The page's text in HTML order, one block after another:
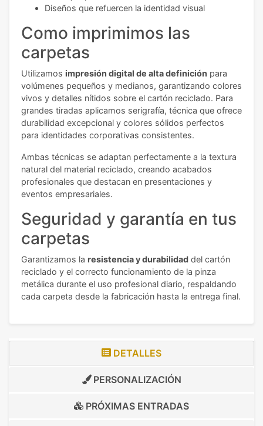
Diseños que refuercen la identidad visual
Como imprimimos las
carpetas
Utilizamos impresión digital de alta definición para
volúmenes pequeños y medianos, garantizando colores
vivos y detalles nítidos sobre el cartón reciclado. Para
grandes tiradas aplicamos serigrafía, técnica que ofrece
durabilidad excepcional y colores sólidos perfectos
para identidades corporativas consistentes.
Ambas técnicas se adaptan perfectamente a la textura
natural del material reciclado, creando acabados
profesionales que destacan en presentaciones y
eventos empresariales.
Seguridad y garantía en tus
carpetas
Garantizamos la resistencia y durabilidad del cartón
reciclado y el correcto funcionamiento de la pinza
metálica durante el uso profesional diario, respaldando
cada carpeta desde la fabricación hasta la entrega final.
DETALLES
PERSONALIZACIÓN
PRÓXIMAS ENTRADAS